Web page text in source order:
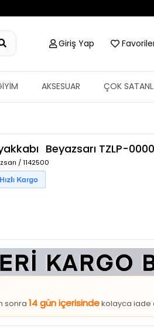
Giriş Yap
AKSESUAR ÇOK
Beyazsarı TZLP-
/ 1142500
sonra14 gün içerisindekolayca iade